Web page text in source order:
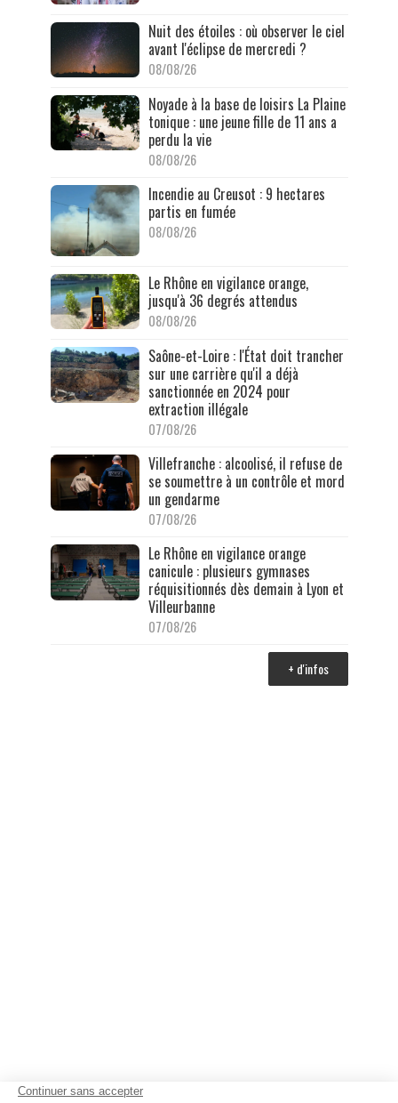
Nuit des étoiles : où observer le ciel
avant l'éclipse de mercredi ?
08/08/26
Noyade à la base de loisirs La Plaine
tonique : une jeune fille de 11 ans a
perdu la vie
08/08/26
Incendie au Creusot : 9 hectares
partis en fumée
08/08/26
Le Rhône en vigilance orange,
jusqu'à 36 degrés attendus
08/08/26
Saône-et-Loire : l'État doit trancher
sur une carrière qu'il a déjà
sanctionnée en 2024 pour
extraction illégale
07/08/26
Villefranche : alcoolisé, il refuse de
se soumettre à un contrôle et mord
un gendarme
07/08/26
Le Rhône en vigilance orange
canicule : plusieurs gymnases
réquisitionnés dès demain à Lyon et
Villeurbanne
07/08/26
+ d'infos